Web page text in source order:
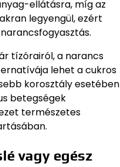
ellátásra, míg az
legyengül, ezért
tízórairól, a narancs
lehet a cukros
korosztály esetében
betegségek
természetes
vagy egész